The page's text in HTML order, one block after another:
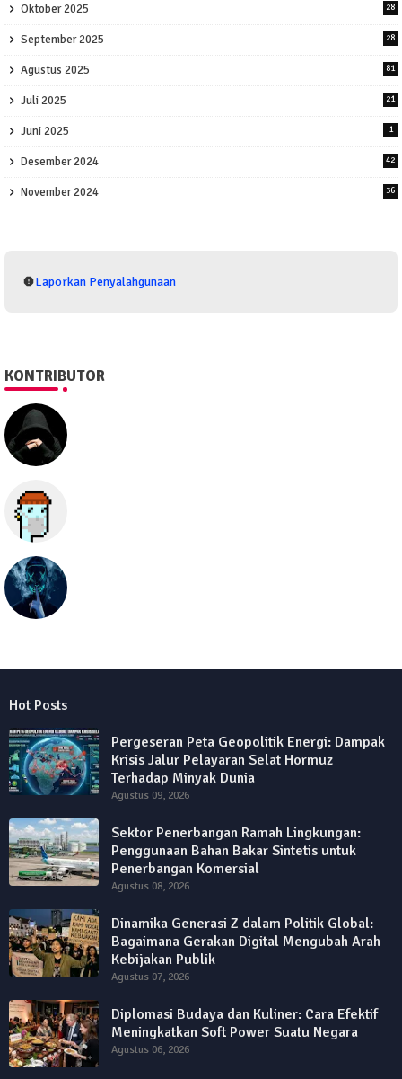
Oktober 2025 28
September 2025 28
Agustus 2025 81
Juli 2025 21
Juni 2025 1
Desember 2024 42
November 2024 36
Laporkan Penyalahgunaan
KONTRIBUTOR
Hot Posts
Pergeseran Peta Geopolitik Energi: Dampak
Krisis Jalur Pelayaran Selat Hormuz
Terhadap Minyak Dunia
Agustus 09, 2026
Sektor Penerbangan Ramah Lingkungan:
Penggunaan Bahan Bakar Sintetis untuk
Penerbangan Komersial
Agustus 08, 2026
Dinamika Generasi Z dalam Politik Global:
Bagaimana Gerakan Digital Mengubah Arah
Kebijakan Publik
Agustus 07, 2026
Diplomasi Budaya dan Kuliner: Cara Efektif
Meningkatkan Soft Power Suatu Negara
Agustus 06, 2026